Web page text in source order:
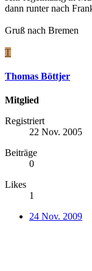
dann runter nach
Gruß nach Bremen
T
Thomas Böttjer
Mitglied
Registriert
22 Nov. 2005
Beiträge
0
Likes
1
24 Nov. 2009